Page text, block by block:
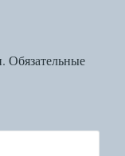
Обязательные